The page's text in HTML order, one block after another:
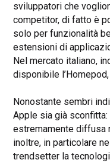
sviluppatori che
competitor, di fatto è
solo per funzionalità
estensioni di
Nel mercato italiano,
disponibile
Nonostante sembri
Apple sia già
estremamente diffusa
inoltre, in particolare
trendsetter la